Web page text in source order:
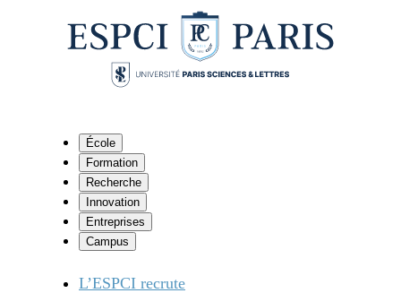
École
Formation
Recherche
Innovation
Entreprises
Campus
L’ESPCI recrute